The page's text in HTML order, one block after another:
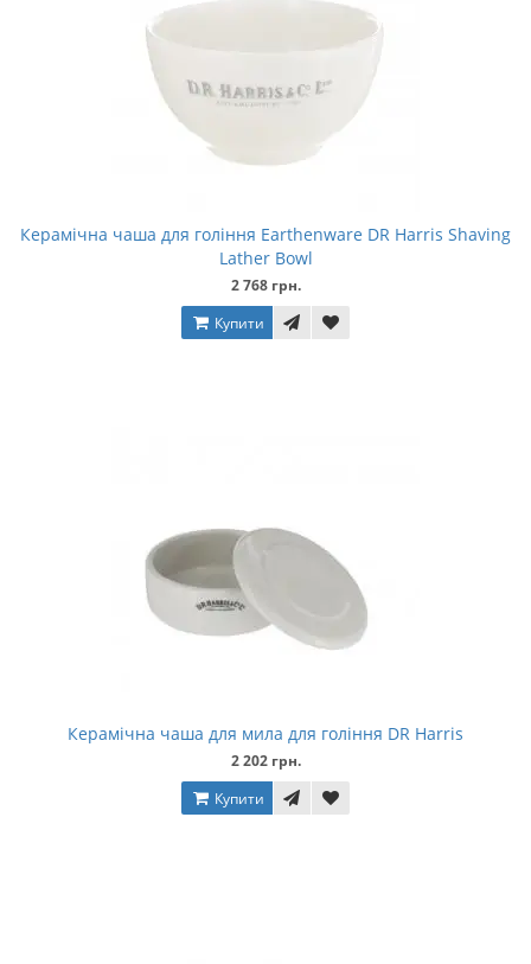
Керамічна чаша для гоління Earthenware DR Harris Shaving
Lather Bowl
2 768 грн.
Купити
Керамічна чаша для мила для гоління DR Harris
2 202 грн.
Купити